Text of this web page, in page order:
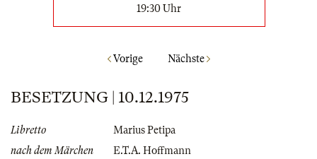
19:30 Uhr
Vorige Nächste
BESETZUNG | 10.12.1975
Libretto
Marius Petipa
nach dem Märchen
E.T.A. Hoffmann